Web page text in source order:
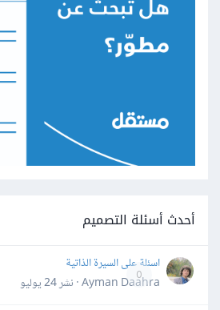
أحدث أسئلة التصميم
0
اسئلة على السيرة الذاتية
Ayman Daahra · نشر
24 يوليو